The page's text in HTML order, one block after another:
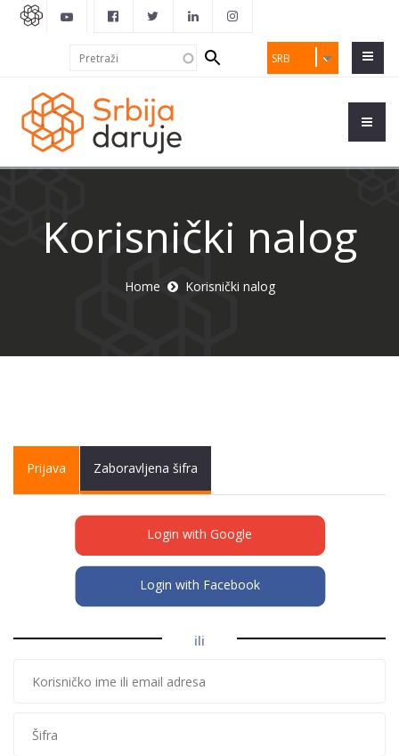
SRB
Search
form
Korisnički nalog
Home Korisnički nalog
Primary tabs
Prijava (activeZaboravljena šifra
Login with Google
Login with Facebook
ili